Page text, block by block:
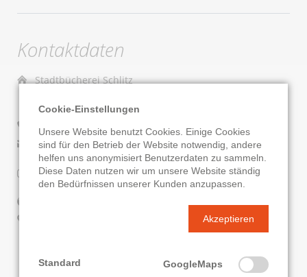
Kontaktdaten
Stadtbücherei Schlitz
36110 Schlitz
06642/7889
E-Mail senden
Instagram
Cookie-Einstellungen
Unsere Website benutzt Cookies. Einige Cookies
sind für den Betrieb der Website notwendig, andere
helfen uns anonymisiert Benutzerdaten zu sammeln.
Diese Daten nutzen wir um unsere Website ständig
den Bedürfnissen unserer Kunden anzupassen.
Akzeptieren
Standard GoogleMaps